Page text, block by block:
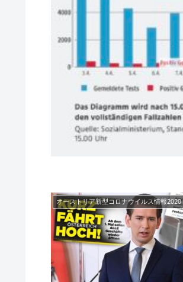
オーストリア新型コロナウイルス情報2020